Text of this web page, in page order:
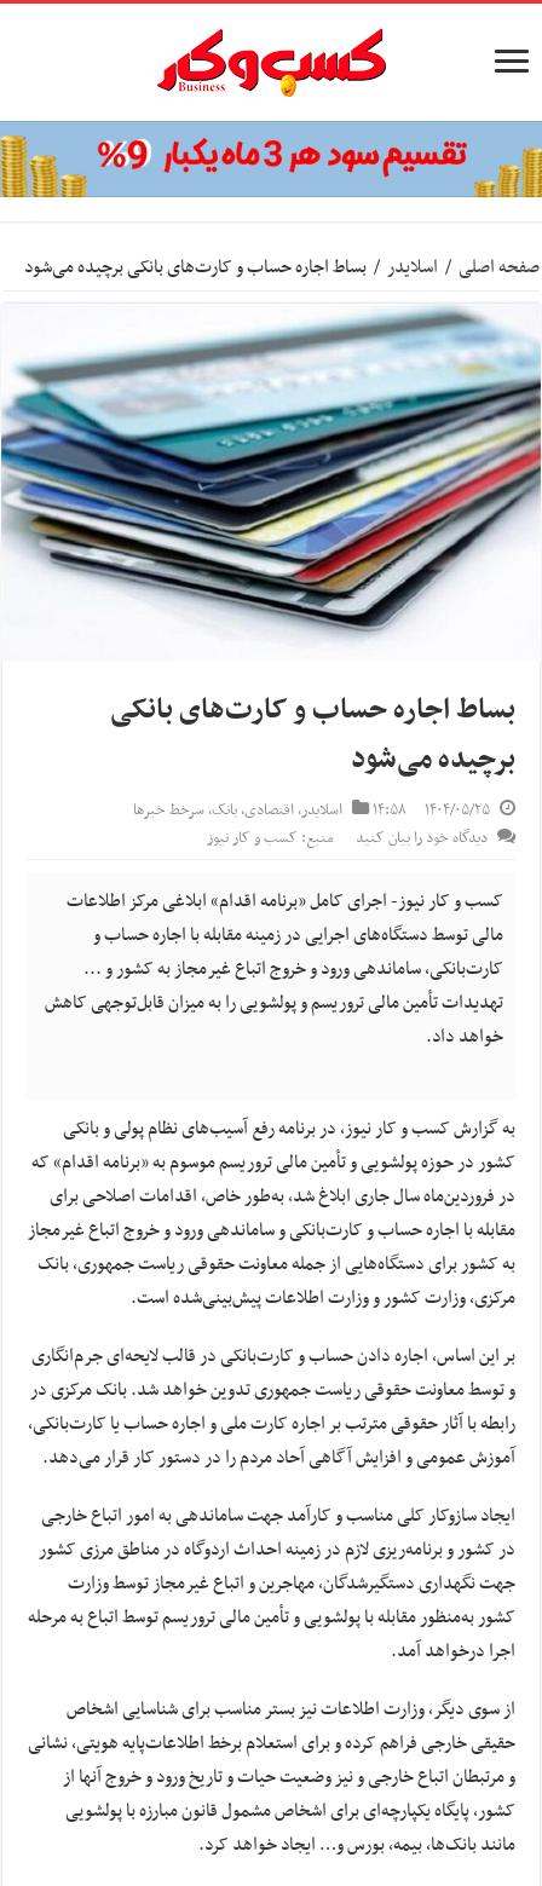
صفحه اصلی / اسلایدر / بساط اجاره حساب و کارت‌های بانکی برچیده می‌شود
بساط اجاره حساب و کارت‌های بانکی
برچیده می‌شود
۱۴۰۴/۰۵/۲۵ ۱۴:۵۸ اسلایدر,اقتصادی,بانک,سرخط خبرها
دیدگاه خود را بیان کنید
منبع: کسب و کار نیوز
کسب و کار نیوز- اجرای کامل «برنامه اقدام» ابلاغی مرکز اطلاعات
مالی توسط دستگاه‌های اجرایی در زمینه مقابله با اجاره حساب و
کارت‌بانکی، ساماندهی ورود و خروج اتباع غیرمجاز به کشور و ...
تهدیدات تأمین مالی تروریسم و پولشویی را به میزان قابل‌توجهی کاهش
خواهد داد.
به گزارش کسب و کار نیوز، در برنامه رفع آسیب‌های نظام پولی و بانکی
کشور در حوزه پولشویی و تأمین مالی تروریسم موسوم به «برنامه اقدام» که
در فروردین‌ماه سال جاری ابلاغ شد، به‌طور خاص، اقدامات اصلاحی برای
مقابله با اجاره حساب و کارت‌بانکی و ساماندهی ورود و خروج اتباع غیرمجاز
به کشور برای دستگاه‌هایی از جمله معاونت حقوقی ریاست جمهوری، بانک
مرکزی، وزارت کشور و وزارت اطلاعات پیش‌بینی‌شده است.
بر این اساس، اجاره دادن حساب و کارت‌بانکی در قالب لایحه‌ای جرم‌انگاری
و توسط معاونت حقوقی ریاست جمهوری تدوین خواهد شد. بانک مرکزی در
رابطه با آثار حقوقی مترتب بر اجاره کارت ملی و اجاره حساب یا کارت‌بانکی،
آموزش عمومی و افزایش آگاهی آحاد مردم را در دستور کار قرار می‌دهد.
ایجاد سازوکار کلی مناسب و کارآمد جهت ساماندهی به امور اتباع خارجی
در کشور و برنامه‌ریزی لازم در زمینه احداث اردوگاه در مناطق مرزی کشور
جهت نگهداری دستگیرشدگان، مهاجرین و اتباع غیرمجاز توسط وزارت
کشور به‌منظور مقابله با پولشویی و تأمین مالی تروریسم توسط اتباع به مرحله
اجرا درخواهد آمد.
از سوی دیگر، وزارت اطلاعات نیز بستر مناسب برای شناسایی اشخاص
حقیقی خارجی فراهم کرده و برای استعلام برخط اطلاعات‌پایه هویتی، نشانی
و مرتبطان اتباع خارجی و نیز وضعیت حیات و تاریخ ورود و خروج آنها از
کشور، پایگاه یکپارچه‌ای برای اشخاص مشمول قانون مبارزه با پولشویی
مانند بانک‌ها، بیمه، بورس و… ایجاد خواهد کرد.